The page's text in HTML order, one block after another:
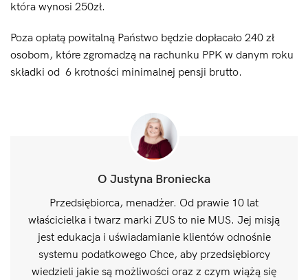
która wynosi 250zł.
Poza opłatą powitalną Państwo będzie dopłacało 240 zł
osobom, które zgromadzą na rachunku PPK w danym roku
składki od 6 krotności minimalnej pensji brutto.
O Justyna Broniecka
Przedsiębiorca, menadżer. Od prawie 10 lat
właścicielka i twarz marki ZUS to nie MUS. Jej misją
jest edukacja i uświadamianie klientów odnośnie
systemu podatkowego Chce, aby przedsiębiorcy
wiedzieli jakie są możliwości oraz z czym wiążą się